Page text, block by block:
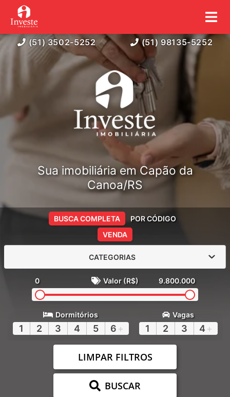
(51) 3502-5252 (51) 98135-5252
Sua imobiliária em Capão da
Canoa/RS
VENDA
BUSCA COMPLETA POR CÓDIGO
CATEGORIAS
0 Valor (R$) 9.800.000
Dormitórios
1 2 3 4 5 6 +
Vagas
1 2 3 4 +
LIMPAR FILTROS
BUSCAR